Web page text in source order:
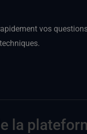
vos
la